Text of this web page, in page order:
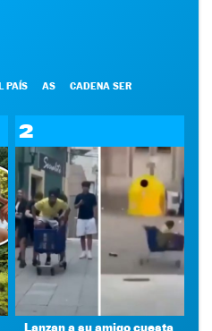
PAÍS AS CADENA SER
2
Lanzan a su amigo cuesta